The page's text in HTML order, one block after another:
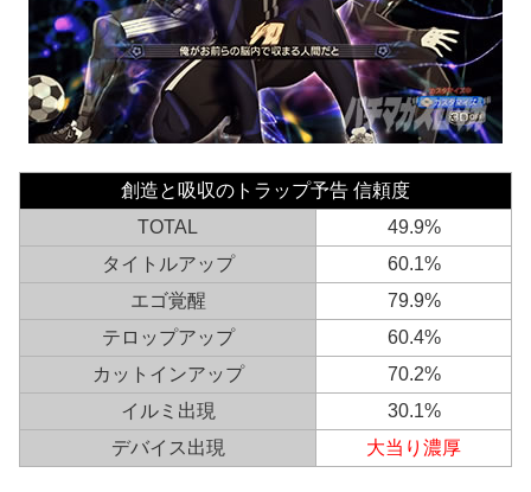
創造と吸収のトラップ予告 信頼度
TOTAL
49.9%
タイトルアップ
60.1%
エゴ覚醒
79.9%
テロップアップ
60.4%
カットインアップ
70.2%
イルミ出現
30.1%
デバイス出現
大当り濃厚